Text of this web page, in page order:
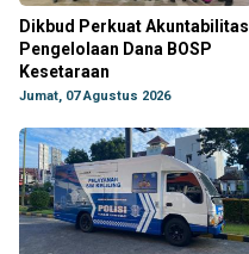
Dikbud Perkuat Akuntabilitas
Pengelolaan Dana BOSP
Kesetaraan
Jumat, 07 Agustus 2026